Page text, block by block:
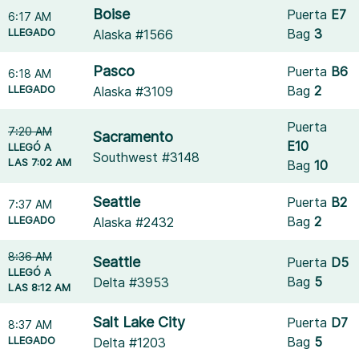
6:17 AM
LLEGADO
Boise
Alaska #1566
Puerta E7
Bag3
6:18 AM
LLEGADO
Pasco
Alaska #3109
Puerta B6
Bag2
7:20 AM
LLEGÓ A
LAS 7:02 AM
Sacramento
Southwest #3148
Puerta
E10
Bag10
7:37 AM
LLEGADO
Seattle
Alaska #2432
Puerta B2
Bag2
8:36 AM
LLEGÓ A
LAS 8:12 AM
Seattle
Delta #3953
Puerta D5
Bag 5
8:37 AM
LLEGADO
Salt Lake City
Delta #1203
Puerta D7
Bag 5